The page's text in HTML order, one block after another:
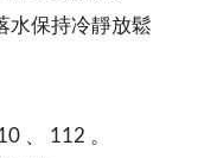
水保持冷靜放鬆
、 112 。